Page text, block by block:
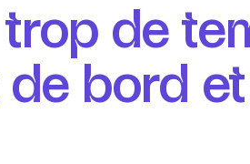
de
bord